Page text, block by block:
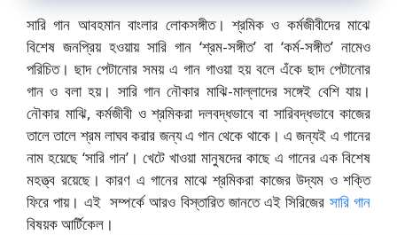
সারি গান আবহমান বাংলার লোকসঙ্গীত। শ্রমিক ও কর্মজীবীদের মাঝে
বিশেষ জনপ্রিয় হওয়ায় সারি গান ‘শ্রম-সঙ্গীত’ বা ‘কর্ম-সঙ্গীত’ নামেও
পরিচিত। ছাদ পেটানোর সময় এ গান গাওয়া হয় বলে এঁকে ছাদ পেটানোর
গান ও বলা হয়। সারি গান নৌকার মাঝি-মাল্লাদের সঙ্গেই বেশি যায়।
নৌকার মাঝি, কর্মজীবী ও শ্রমিকরা দলবদ্ধভাবে বা সারিবদ্ধভাবে কাজের
তালে তালে শ্রম লাঘব করার জন্য এ গান থেকে থাকে। এ জন্যই এ গানের
নাম হয়েছে ‘সারি গান’। খেটে খাওয়া মানুষদের কাছে এ গানের এক বিশেষ
মহত্ত্ব রয়েছে। কারণ এ গানের মাঝে শ্রমিকরা কাজের উদ্যম ও শক্তি
ফিরে পায়। এই সম্পর্কে আরও বিস্তারিত জানতে এই সিরিজের সারি গান
বিষয়ক আর্টিকেল।